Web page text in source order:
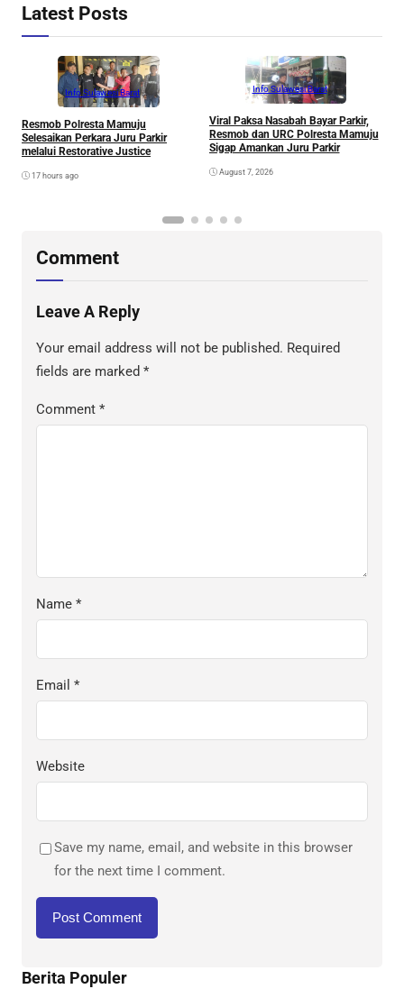
Latest Posts
Info Sulawesi Barat
Resmob Polresta Mamuju
Selesaikan Perkara Juru Parkir
melalui Restorative Justice
17 hours ago
Info Sulawesi Barat
Viral Paksa Nasabah Bayar Parkir,
Resmob dan URC Polresta Mamuju
Sigap Amankan Juru Parkir
August 7, 2026
Comment
Leave A Reply
Your email address will not be published. Required
fields are marked *
Comment *
Name *
Email *
Website
Save my name, email, and website in this browser
for the next time I comment.
Berita Populer